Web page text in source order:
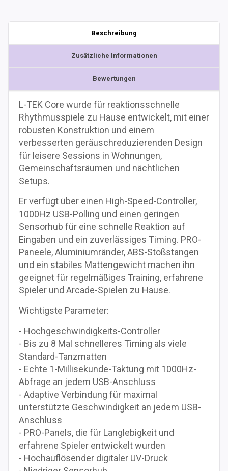
Beschreibung
Zusätzliche Informationen
Bewertungen
L-TEK Core wurde für reaktionsschnelle
Rhythmusspiele zu Hause entwickelt, mit einer
robusten Konstruktion und einem
verbesserten geräuschreduzierenden Design
für leisere Sessions in Wohnungen,
Gemeinschaftsräumen und nächtlichen
Setups.
Er verfügt über einen High-Speed-Controller,
1000Hz USB-Polling und einen geringen
Sensorhub für eine schnelle Reaktion auf
Eingaben und ein zuverlässiges Timing. PRO-
Paneele, Aluminiumränder, ABS-Stoßstangen
und ein stabiles Mattengewicht machen ihn
geeignet für regelmäßiges Training, erfahrene
Spieler und Arcade-Spielen zu Hause.
Wichtigste Parameter:
- Hochgeschwindigkeits-Controller
- Bis zu 8 Mal schnelleres Timing als viele
Standard-Tanzmatten
- Echte 1-Millisekunde-Taktung mit 1000Hz-
Abfrage an jedem USB-Anschluss
- Adaptive Verbindung für maximal
unterstützte Geschwindigkeit an jedem USB-
Anschluss
- PRO-Panels, die für Langlebigkeit und
erfahrene Spieler entwickelt wurden
- Hochauflösender digitaler UV-Druck